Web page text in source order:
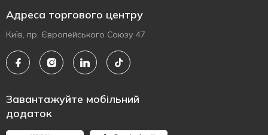
Адреса торгового центру
Київ, пр. Європейського Союзу 47
Завантажуйте мобільний
додаток